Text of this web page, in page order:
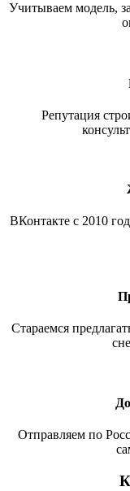
Учитываем модель,
Репутация
ВКонтакте с 2010
Стараемся
Отправляем по